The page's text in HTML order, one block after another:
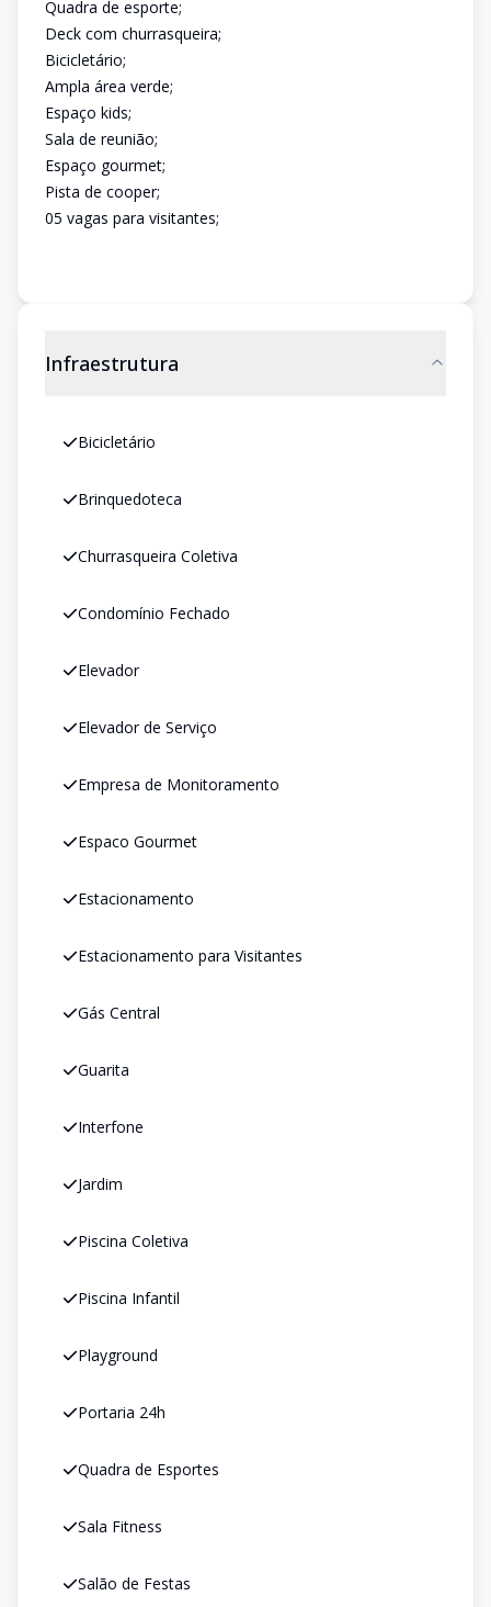
Quadra de esporte;
Deck com churrasqueira;
Bicicletário;
Ampla área verde;
Espaço kids;
Sala de reunião;
Espaço gourmet;
Pista de cooper;
05 vagas para visitantes;
Infraestrutura
Bicicletário
Brinquedoteca
Churrasqueira Coletiva
Condomínio Fechado
Elevador
Elevador de Serviço
Empresa de Monitoramento
Espaco Gourmet
Estacionamento
Estacionamento para Visitantes
Gás Central
Guarita
Interfone
Jardim
Piscina Coletiva
Piscina Infantil
Playground
Portaria 24h
Quadra de Esportes
Sala Fitness
Salão de Festas